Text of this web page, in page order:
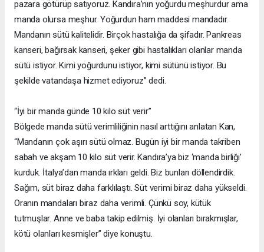
pazara götürüp satıyoruz. Kandıra’nın yoğurdu meşhurdur ama
manda olursa meşhur. Yoğurdun ham maddesi mandadır.
Mandanın sütü kalitelidir. Birçok hastalığa da şifadır. Pankreas
kanseri, bağırsak kanseri, şeker gibi hastalıkları olanlar manda
sütü istiyor. Kimi yoğurdunu istiyor, kimi sütünü istiyor. Bu
şekilde vatandaşa hizmet ediyoruz” dedi.
“İyi bir manda günde 10 kilo süt verir”
Bölgede manda sütü verimliliğinin nasıl arttığını anlatan Kan,
“Mandanın çok aşırı sütü olmaz. Bugün iyi bir manda takriben
sabah ve akşam 10 kilo süt verir. Kandıra’ya biz ‘manda birliği’
kurduk. İtalya’dan manda ırkları geldi. Biz bunları döllendirdik.
Sağım, süt biraz daha farklılaştı. Süt verimi biraz daha yükseldi.
Oranın mandaları biraz daha verimli. Çünkü soy, kütük
tutmuşlar. Anne ve baba takip edilmiş. İyi olanları bırakmışlar,
kötü olanları kesmişler” diye konuştu.